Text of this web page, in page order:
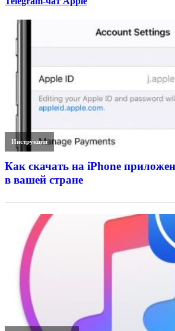
Инструкции
Как скачать на iPhone
в вашей стране